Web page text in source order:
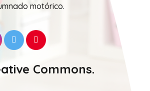
motórico.
Commons.